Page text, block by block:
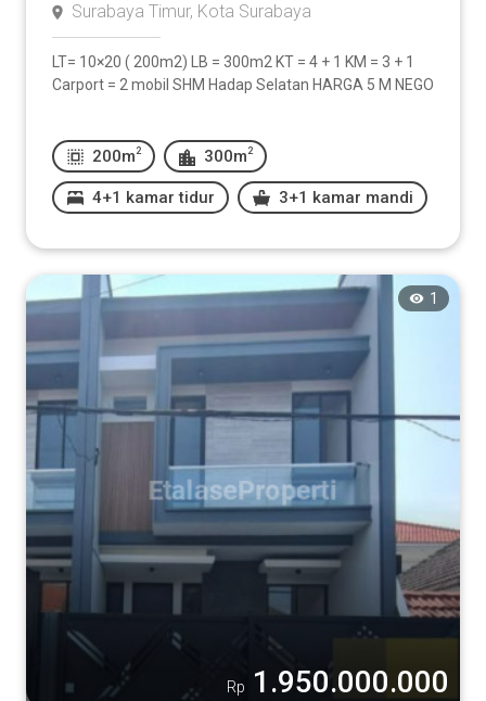
Surabaya Timur, Kota Surabaya
LT= 10×20 ( 200m2) LB = 300m2 KT = 4 + 1 KM = 3 + 1
Carport = 2 mobil SHM Hadap Selatan HARGA 5 M NEGO
200m 2 300m 2
4+1 kamar tidur 3+1 kamar mandi
1
Rp 1.950.000.000